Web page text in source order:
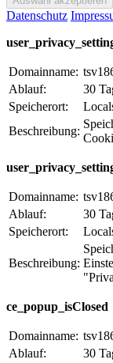
Datenschutz
Domainname:
Ablauf:
30
Speicherort:
Beschreibung:
Domainname:
Ablauf:
30
Speicherort:
Beschreibung:
ce_popup_isClosed
Domainname:
Ablauf:
30